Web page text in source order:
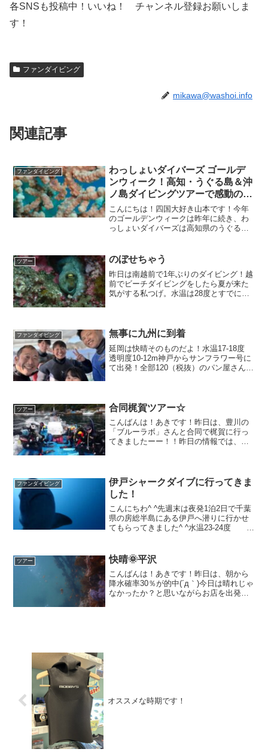
各SNSも投稿中！いいね！ チャンネル登録お願いしま
す！
ファンダイビング
mikawa@washoi.info
関連記事
ファンダイビング
わっしょいダイバーズ ゴールデ
ンウィーク！高知・うぐる島＆沖
ノ島ダイビングツアーで感動の連
続！
こんにちは！四国大好き山本です！今年
のゴールデンウィークは昨年に続き、わ
っしょいダイバーズは高知県のうぐる島
島の沖合にある離島でございます♪鵜来
（うぐる）島と沖の島毎年...
ツアー のぼせちゃう
昨日は南越前で1年ぶりのダイビング！越
前でビーチダイビングをしたら夏が来た
気がする私つげ。水温は28度とすでに熱
ビングはご夫...
ファンダイビング 無事に九州に到着
延岡は快晴そのものだよ！水温17-18度
透明度10-12m神戸からサンフラワー号に
て出発！全部120（税抜）のパン屋さんも
っ...
ツアー 合同梶賀ツアー☆
こんばんは！あきです！昨日は、豊川の
「ブルーラボ」さんと合同で梶賀に行っ
てきましたーー！！昨日の情報では、ま
にかくれんぼ！ふわ...
ファンダイビング
伊戸シャークダイブに行ってきま
した！
こんにちわ^ ^先週末は夜発1泊2日で千葉
県の房総半島にある伊戸へ潜りに行かせ
てもらってきました^ ^水温23-24度 透
離しちゃダメですよなんて言う時は理
由...
ツアー 快晴🌞平沢
こんばんは！あきです！昨日は、朝から
降水確率30％が的中(´д｀)今日は晴れじゃ
なかったか？と思いながらお店を出発！
オススメな時期です！